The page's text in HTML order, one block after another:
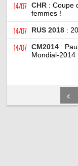
14/07 CHR : Coupe
femmes !
14/07 RUS 2018 :
14/07 CM2014 :
Mondial-2014
<